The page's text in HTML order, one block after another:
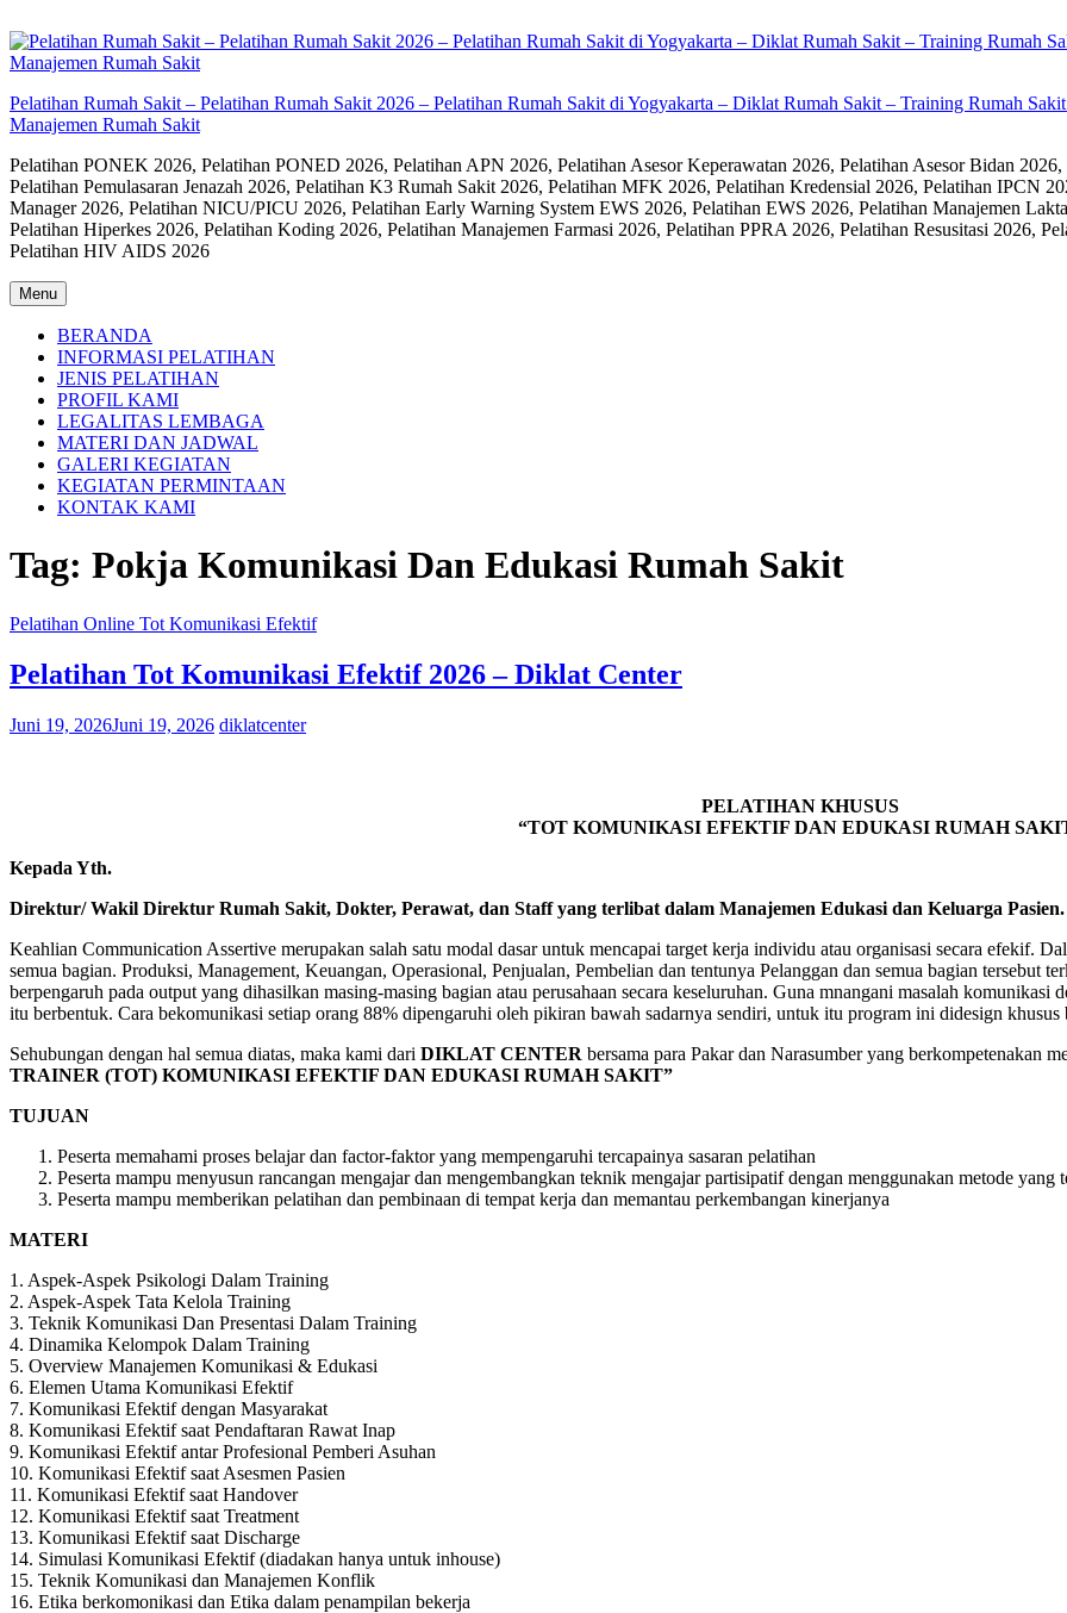
to
content
Pelatihan Rumah Sakit – Pelatihan Rumah Sakit 2026 – Pelatihan Rumah Sakit di Yogyakarta – Diklat Rumah Sakit – Training Rumah
Manajemen Rumah Sakit
Pelatihan PONEK 2026, Pelatihan PONED 2026, Pelatihan APN 2026, Pelatihan Asesor Keperawatan 2026, Pelatihan Asesor Bidan
Pelatihan Pemulasaran Jenazah 2026, Pelatihan K3 Rumah Sakit 2026, Pelatihan MFK 2026, Pelatihan Kredensial 2026, Pelatihan IPCN
Manager 2026, Pelatihan NICU/PICU 2026, Pelatihan Early Warning System EWS 2026, Pelatihan EWS 2026, Pelatihan Manajemen
Pelatihan Hiperkes 2026, Pelatihan Koding 2026, Pelatihan Manajemen Farmasi 2026, Pelatihan PPRA 2026, Pelatihan Resusitasi 2026,
Pelatihan HIV AIDS 2026
Menu
BERANDA
INFORMASI PELATIHAN
JENIS PELATIHAN
PROFIL KAMI
LEGALITAS LEMBAGA
MATERI DAN JADWAL
GALERI KEGIATAN
KEGIATAN PERMINTAAN
KONTAK KAMI
Tag: Pokja Komunikasi Dan Edukasi Rumah Sakit
Pelatihan Online Tot Komunikasi Efektif
Pelatihan Tot Komunikasi Efektif 2026 – Diklat Center
Juni 19, 2026Juni 19, 2026 diklatcenter
PELATIHAN KHUSUS
“TOT KOMUNIKASI EFEKTIF DAN EDUKASI RUMAH
Kepada Yth.
Direktur/ Wakil Direktur Rumah Sakit, Dokter, Perawat, dan Staff yang terlibat dalam Manajemen Edukasi dan Keluarga Pasien.
Keahlian Communication Assertive merupakan salah satu modal dasar untuk mencapai target kerja individu atau organisasi secara efekif.
semua bagian. Produksi, Management, Keuangan, Operasional, Penjualan, Pembelian dan tentunya Pelanggan dan semua bagian tersebut
berpengaruh pada output yang dihasilkan masing-masing bagian atau perusahaan secara keseluruhan. Guna mnangani masalah
itu berbentuk. Cara bekomunikasi setiap orang 88% dipengaruhi oleh pikiran bawah sadarnya sendiri, untuk itu program ini didesign
Sehubungan dengan hal semua diatas, maka kami dari DIKLAT CENTER bersama para Pakar dan Narasumber yang berkompetenakan
TRAINER (TOT) KOMUNIKASI EFEKTIF DAN EDUKASI RUMAH SAKIT”
TUJUAN
Peserta memahami proses belajar dan factor-faktor yang mempengaruhi tercapainya sasaran pelatihan
Peserta mampu menyusun rancangan mengajar dan mengembangkan teknik mengajar partisipatif dengan menggunakan metode yang
Peserta mampu memberikan pelatihan dan pembinaan di tempat kerja dan memantau perkembangan kinerjanya
MATERI
1. Aspek-Aspek Psikologi Dalam Training
2. Aspek-Aspek Tata Kelola Training
3. Teknik Komunikasi Dan Presentasi Dalam Training
4. Dinamika Kelompok Dalam Training
5. Overview Manajemen Komunikasi & Edukasi
6. Elemen Utama Komunikasi Efektif
7. Komunikasi Efektif dengan Masyarakat
8. Komunikasi Efektif saat Pendaftaran Rawat Inap
9. Komunikasi Efektif antar Profesional Pemberi Asuhan
10. Komunikasi Efektif saat Asesmen Pasien
11. Komunikasi Efektif saat Handover
12. Komunikasi Efektif saat Treatment
13. Komunikasi Efektif saat Discharge
14. Simulasi Komunikasi Efektif (diadakan hanya untuk inhouse)
15. Teknik Komunikasi dan Manajemen Konflik
16. Etika berkomonikasi dan Etika dalam penampilan bekerja